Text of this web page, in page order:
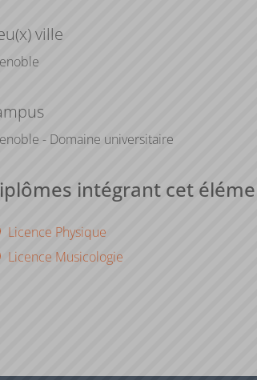
ville
- Domaine universitaire
intégrant cet
Licence Physique
Licence Musicologie